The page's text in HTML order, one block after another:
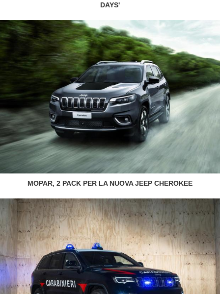
DAYS'
MOPAR, 2 PACK PER LA NUOVA JEEP CHEROKEE